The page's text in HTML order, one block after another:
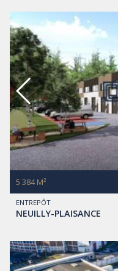
ENTREPÔT
NEUILLY-PLAISANCE
5 384 M²